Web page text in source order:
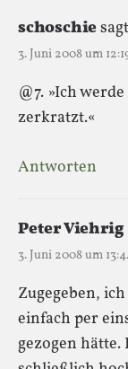
schoschie
3. Juni 2008 um
@7. »Ich
zerkratzt.«
Antworten
Peter Viehrig
3. Juni 2008 um
Zugegeben,
einfach per
gezogen